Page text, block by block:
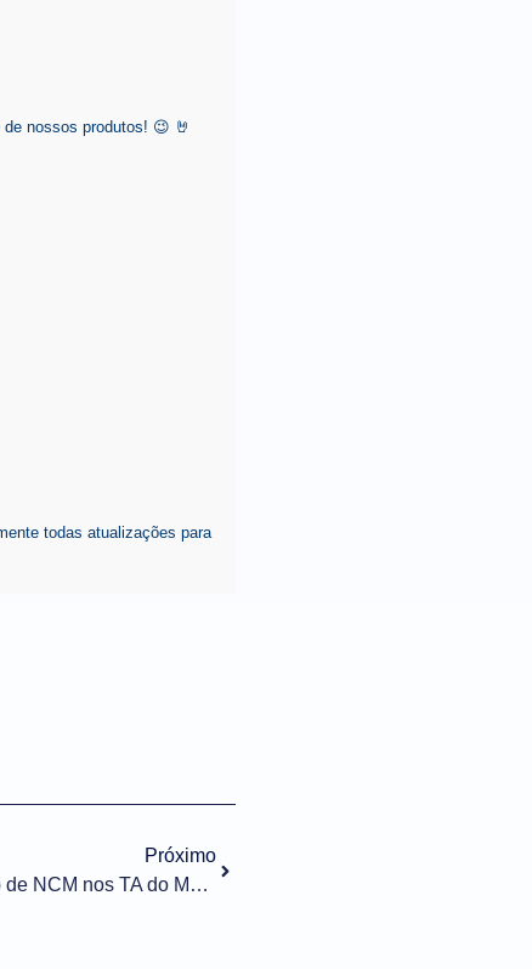
nossos produtos! 😉 🤘
todas atualizações para
Próximo
Exportação nº 024/2023 Inclusão de NCM nos TA do Mapa